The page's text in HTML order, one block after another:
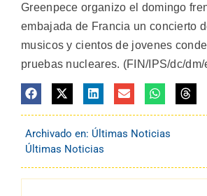
Greenpece organizo el domingo
embajada de Francia un concierto
musicos y cientos de jovenes
pruebas nucleares. (FIN/IPS/dc/
Archivado en: Últimas Noticias
Últimas Noticias